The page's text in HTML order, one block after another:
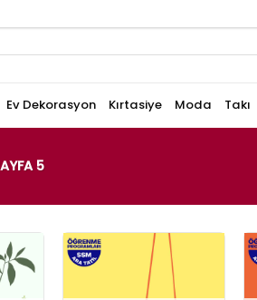
Ev Dekorasyon Kırtasiye Moda Takı
5